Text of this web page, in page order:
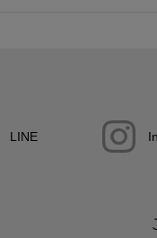
LINE